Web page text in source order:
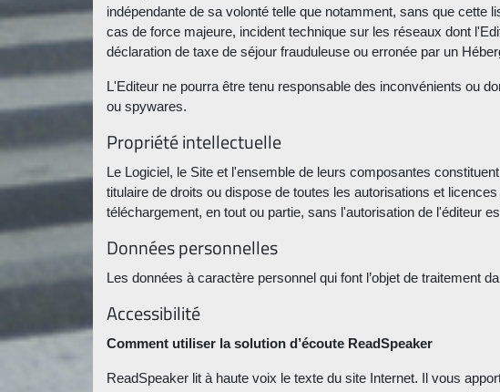
indépendante de sa volonté telle que notamment, sans que cette
cas de force majeure, incident technique sur les réseaux dont
déclaration de taxe de séjour frauduleuse ou erronée par un
L'Editeur ne pourra être tenu responsable des inconvénients ou
ou spywares.
Propriété intellectuelle
Le Logiciel, le Site et l'ensemble de leurs composantes
titulaire de droits ou dispose de toutes les autorisations et
téléchargement, en tout ou partie, sans l'autorisation de l'éditeur
Données personnelles
Les données à caractère personnel qui font l’objet de traitement
Accessibilité
Comment utiliser la solution d’écoute ReadSpeaker
ReadSpeaker lit à haute voix le texte du site Internet. Il vous